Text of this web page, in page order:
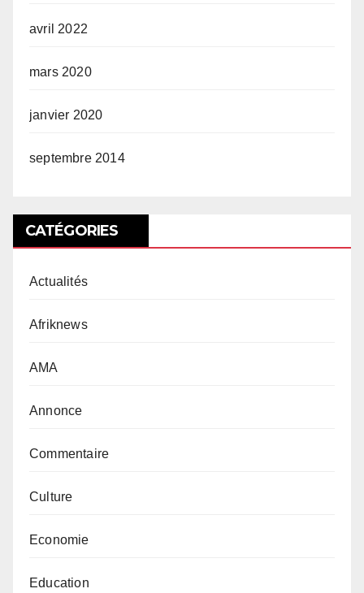
avril 2022
mars 2020
janvier 2020
septembre 2014
CATÉGORIES
Actualités
Afriknews
AMA
Annonce
Commentaire
Culture
Economie
Education